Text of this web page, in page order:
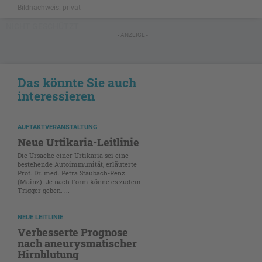
Bildnachweis: privat
- ANZEIGE -
Das könnte Sie auch
interessieren
AUFTAKTVERANSTALTUNG
Neue Urtikaria-Leitlinie
Die Ursache einer Urtikaria sei eine
bestehende Autoimmunität, erläuterte
Prof. Dr. med. Petra Staubach-Renz
(Mainz). Je nach Form könne es zudem
Trigger geben. ...
NEUE LEITLINIE
Verbesserte Prognose
nach aneurysmatischer
Hirnblutung